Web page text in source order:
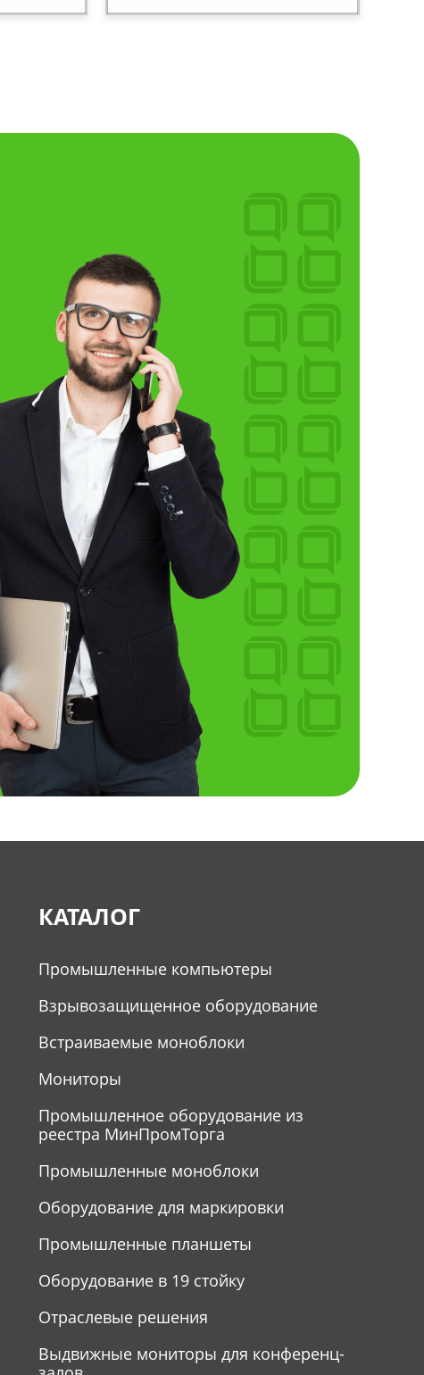
КАТАЛОГ
Промышленные компьютеры
Взрывозащищенное оборудование
Встраиваемые моноблоки
Мониторы
Промышленное оборудование из
реестра МинПромТорга
Промышленные моноблоки
Оборудование для маркировки
Промышленные планшеты
Оборудование в 19 стойку
Отраслевые решения
Выдвижные мониторы для конференц-